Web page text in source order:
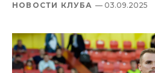
НОВОСТИ КЛУБА — 03.09.2025